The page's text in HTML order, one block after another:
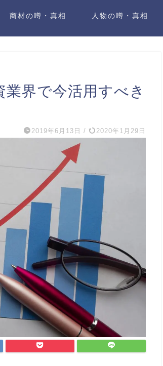
商材の噂・真相 人物の噂・真相
界で今活用すべき
2019年6月13日 / 2020年1月29日